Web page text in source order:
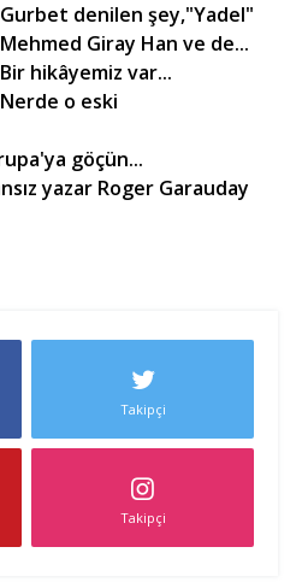
denilen şey,"Yadel"
Giray Han ve de...
hikâyemiz var...
o eski
göçün...
yazar Roger Garauday
Takipçi
Takipçi